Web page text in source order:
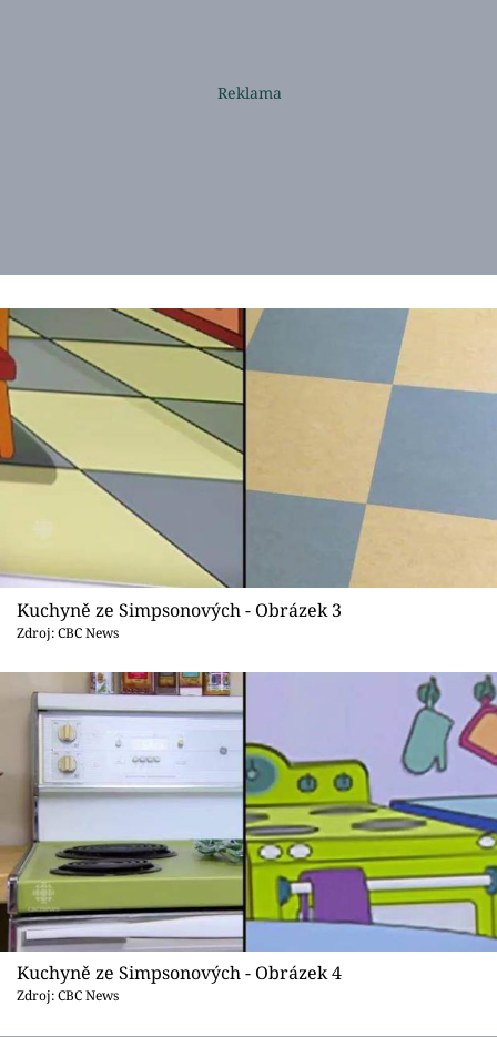
Kuchyně ze Simpsonových - Obrázek 3
Zdroj: CBC News
Kuchyně ze Simpsonových - Obrázek 4
Zdroj: CBC News